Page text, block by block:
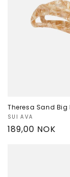
Theresa Sand Big
Selger:
SUI AVA
Vanlig
189,00 NOK